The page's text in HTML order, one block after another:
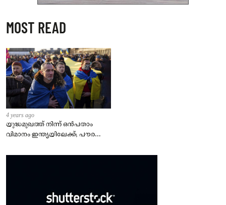
MOST READ
4 years ago
യുദ്ധമുഖത്ത് നിന്ന് ഒൻപതാം
വിമാനം ഇന്ത്യയിലേക്ക്; പൗരന്മാർ
– കേന്ദ്രം